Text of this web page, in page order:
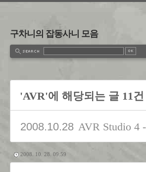
구차니의 잡동사니 모음
'AVR'에 해당되는 글 11건
2008.10.28 AVR Studio 4
2008. 10. 28. 09:59